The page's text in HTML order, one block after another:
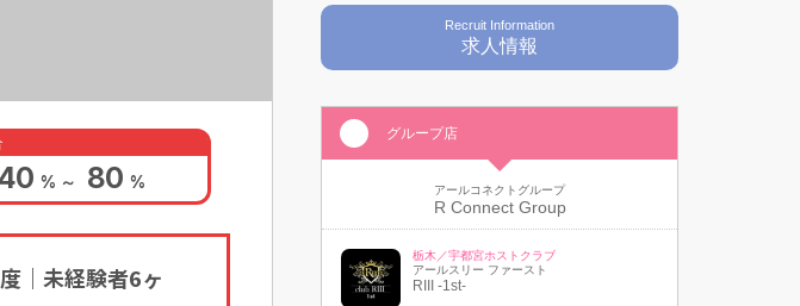
% ～ 80 %
｜未経験者6ヶ
Recruit Information
求人情報
グループ店
アールコネクトグループ
R Connect Group
栃木／宇都宮ホストクラブ
アールスリー ファースト
RIII -1st-